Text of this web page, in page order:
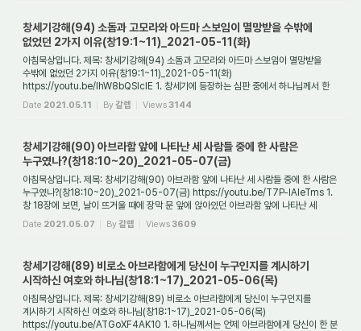
창세기강해(94) 소돔과 고모라와 아드마 스보임이 멸망받을 수밖에
없었던 2가지 이유(창19:1~11)_2021-05-11(화)
아침묵상입니다. 제목: 창세기강해(94) 소돔과 고모라와 아드마 스보임이 멸망받을
수밖에 없었던 2가지 이유(창19:1~11)_2021-05-11(화)
https://youtu.be/IhW8bQSIclE 1. 창세기에 등장하는 심판 중에서 하나님께서 한
가족을 제외하고 죄를 범한 모든 사람...
Date 2021.05.11 By갈렙 Views3144
창세기강해(90) 아브라함 앞에 나타난 세 사람들 중에 한 사람은
누구였나?(창18:10~20)_2021-05-07(금)
아침묵상입니다. 제목: 창세기강해(90) 아브라함 앞에 나타난 세 사람들 중에 한 사람은
누구였나?(창18:10~20)_2021-05-07(금) https://youtu.be/T7P-lAIeTms 1.
창 18장에 보면, 날이 뜨거울 때에 장막 문 앞에 앉아있던 아브라함 앞에 나타난 세
사람들은 ...
Date 2021.05.07 By갈렙 Views3609
창세기강해(89) 비로소 아브라함에게 당신이 누구인지를 계시하기
시작하신 여호와 하나님(창18:1~17)_2021-05-06(목)
아침묵상입니다. 제목: 창세기강해(89) 비로소 아브라함에게 당신이 누구인지를
계시하기 시작하신 여호와 하나님(창18:1~17)_2021-05-06(목)
https://youtu.be/ATGoXF4AK10 1. 하나님께서는 언제 아브라함에게 당신이 한 분